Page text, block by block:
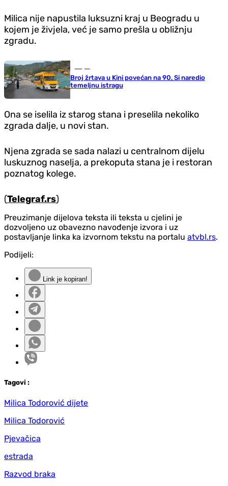
Milica nije napustila luksuzni kraj u Beogradu u
kojem je živjela, već je samo prešla u obližnju
zgradu.
Broj žrtava u Kini povećan na 90, Si naredio
temeljnu istragu
Ona se iselila iz starog stana i preselila nekoliko
zgrada dalje, u novi stan.
Njena zgrada se sada nalazi u centralnom dijelu
luskuznog naselja, a prekoputa stana je i restoran
poznatog kolege.
(Telegraf.rs)
Preuzimanje dijelova teksta ili teksta u cjelini je
dozvoljeno uz obavezno navođenje izvora i uz
postavljanje linka ka izvornom tekstu na portalu atvbl.rs.
Podijeli:
Link je kopiran!
Tagovi :
Milica Todorović dijete
Milica Todorović
Pjevačica
estrada
Razvod braka